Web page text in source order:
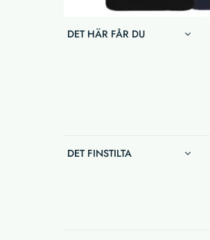
DET HÄR FÅR DU
DET FINSTILTA